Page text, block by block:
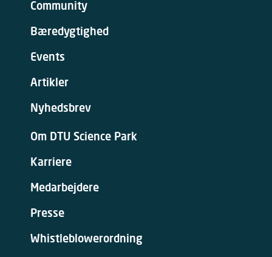
Community
Bæredygtighed
Events
Artikler
Nyhedsbrev
Om DTU Science Park
Karriere
Medarbejdere
Presse
Whistleblowerordning